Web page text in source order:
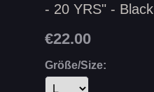
- 20 YRS" - Black
€22.00
Größe/Size: